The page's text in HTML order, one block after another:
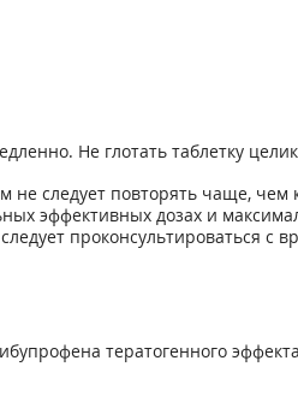
Не глотать таблетку
следует повторять чаще, чем
эффективных дозах и
проконсультироваться с
тератогенного